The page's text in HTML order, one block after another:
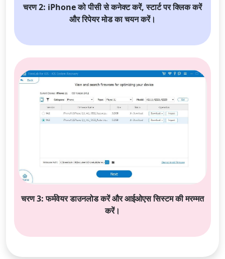
चरण 2: iPhone को पीसी से कनेक्ट करें, स्टार्ट पर क्लिक करें
और रिपेयर मोड का चयन करें।
चरण 3: फर्मवेयर डाउनलोड करें और आईओएस सिस्टम की मरम्मत
करें।
Dansk Ελληνικά
Türk
Bahasa Melayu
ไทย
한국어
Română
Polskie
қазақ
繁體中文